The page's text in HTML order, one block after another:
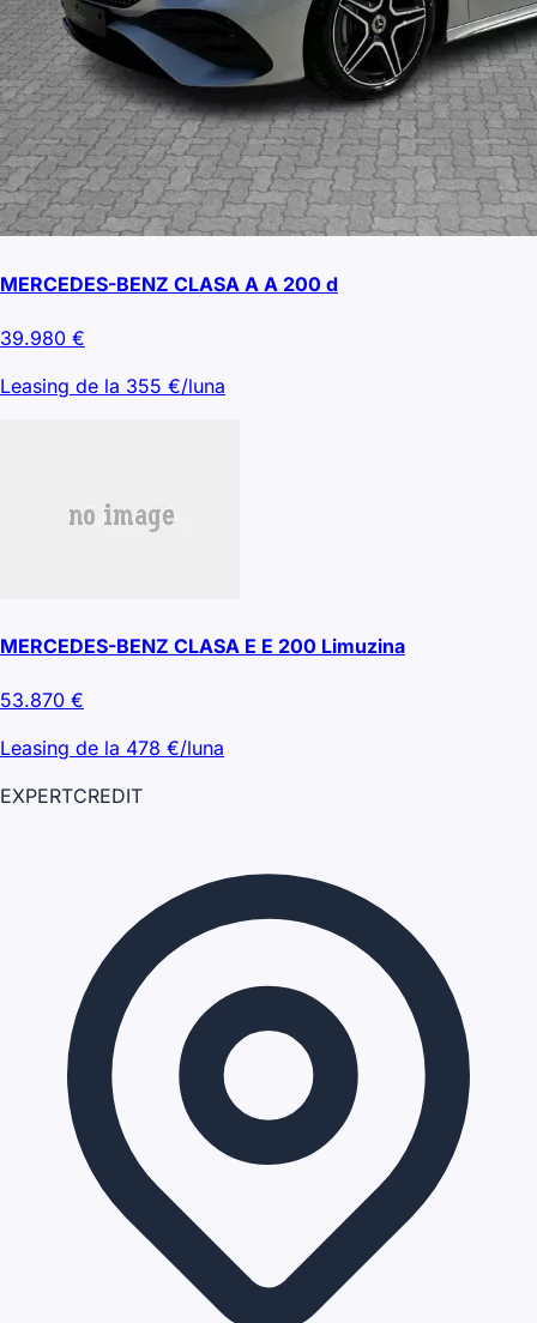
MERCEDES-BENZ CLASA A A 200 d
39.980 €
Leasing de la 355 €/luna
MERCEDES-BENZ CLASA E E 200 Limuzina
53.870 €
Leasing de la 478 €/luna
EXPERTCREDIT